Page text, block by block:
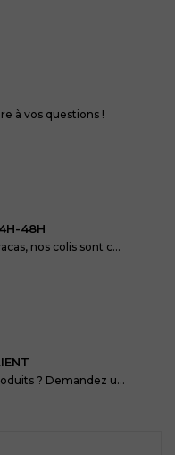
à vos questions !
48H
Pour garantir une livraison sans tracas, nos colis sont conditionnés de façon discrète et protégés.
Vous n’êtes pas satisfait de vos produits ? Demandez un remboursement, endéans les 14 jours !